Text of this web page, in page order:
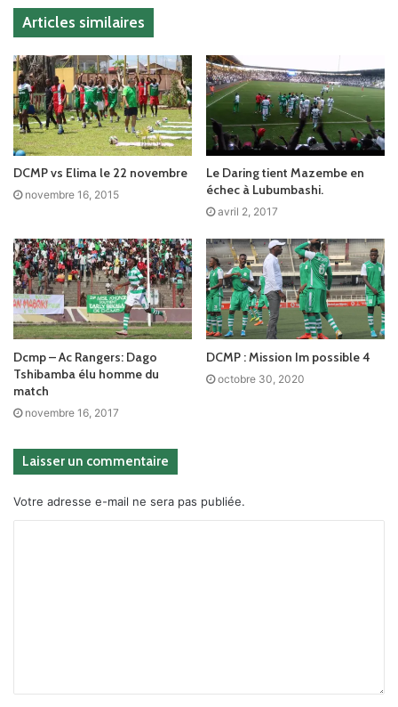
Articles similaires
DCMP vs Elima le 22 novembre
novembre 16, 2015
Le Daring tient Mazembe en
échec à Lubumbashi.
avril 2, 2017
Dcmp – Ac Rangers: Dago
Tshibamba élu homme du
match
novembre 16, 2017
DCMP : Mission Im possible 4
octobre 30, 2020
Laisser un commentaire
Votre adresse e-mail ne sera pas publiée.